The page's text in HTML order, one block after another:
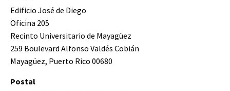
Edificio José de Diego
Oficina 205
Recinto Universitario de Mayagüez
259 Boulevard Alfonso Valdés Cobián
Mayagüez, Puerto Rico 00680
Postal